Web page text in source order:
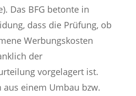
Das BFG betonte in
dass die Prüfung, ob
Werbungskosten
der
vorgelagert ist.
aus einem Umbau bzw.